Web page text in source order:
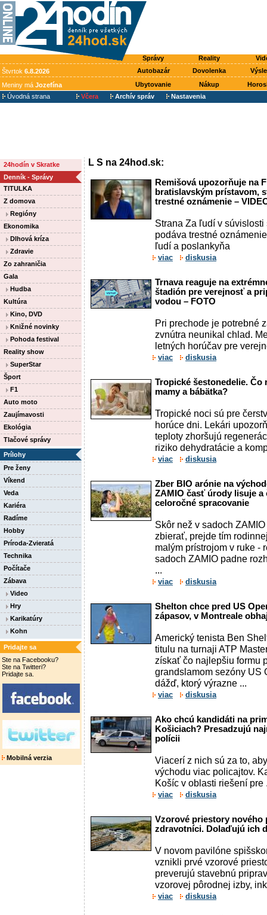
Správy Reality
Štvrtok 6.8.2026 Autobazár Dovolenka
Meniny má Jozefína Ubytovanie Nákup
Úvodná strana
Včera Archív správ Nastavenia
24hodín v Skratke
Denník - Správy
TITULKA
Z domova
Regióny
Ekonomika
Dlhová kríza
Zdravie
Zo zahraničia
Gala
Hudba
Kultúra
Kino, DVD
Knižné novinky
Pohoda festival
Reality show
SuperStar
Šport
F1
Auto moto
Zaujímavosti
Ekológia
Tlačové správy
Prílohy
Pre ženy
Víkend
Veda
Kariéra
Radíme
Hobby
Príroda-Zvieratá
Technika
Počítače
Zábava
Video
Hry
Karikatúry
Kohn
Pridajte sa
Ste na Facebooku?
Ste na Twitteri?
Pridajte sa.
Mobilná verzia
L S na 24hod.sk:
Remišová upozorňuje na
bratislavským prístavom,
trestné oznámenie –
Strana Za ľudí v
podáva trestné
ľudí a poslankyňa
viac diskusia
Trnava reaguje na
štadión pre verejnosť a
vodou – FOTO
Pri prechode je potrebné
zvnútra neunikal chlad.
letných horúčav pre
viac diskusia
Tropické šestonedelie. Čo
mamy a bábätka?
Tropické noci sú pre
horúce dni. Lekári
teploty zhoršujú
riziko dehydratácie a
viac diskusia
Zber BIO arónie na
ZAMIO časť úrody lisuje a
celoročné spracovanie
Skôr než v sadoch
zbierať, prejde tím
malým prístrojom v ruke -
sadoch ZAMIO padne
...
viac diskusia
Shelton chce pred US
zápasov, v Montreale
Americký tenista Ben
titulu na turnaji ATP
získať čo najlepšiu formu
grandslamom sezóny US
dážď, ktorý výrazne ...
viac diskusia
Ako chcú kandidáti na
Košiciach? Presadzujú
polícii
Viacerí z nich sú za to,
východu viac policajtov.
Košíc v oblasti riešení pre
viac diskusia
Vzorové priestory nového
zdravotníci. Dolaďujú ich
V novom pavilóne
vznikli prvé vzorové
preverujú stavebnú
vzorovej pôrodnej izby,
viac diskusia